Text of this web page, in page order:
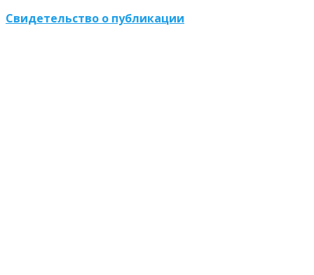
Свидетельство о публикации